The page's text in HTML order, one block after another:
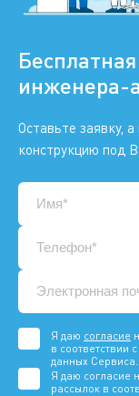
инженера-
Оставьте заявку,
конструкцию под
Я даю согласие
в соответствии с
данных Сервиса.
Я даю согласие
рассылок в